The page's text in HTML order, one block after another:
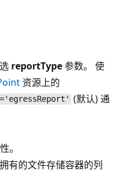
reportType参数。 使
资源上的
(默认) 通
。
有的文件存储容器的列